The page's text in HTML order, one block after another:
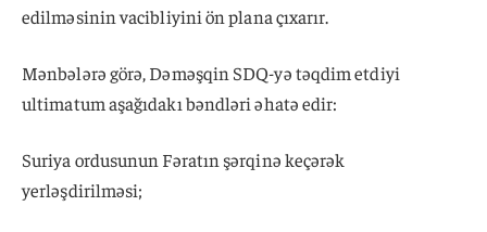
edilməsinin vacibliyini ön plana çıxarır.
Mənbələrə görə, Dəməşqin SDQ-yə təqdim etdiyi
ultimatum aşağıdakı bəndləri əhatə edir:
Suriya ordusunun Fəratın şərqinə keçərək
yerləşdirilməsi;